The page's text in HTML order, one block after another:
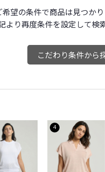
希望の条件で商品は見つかり
より再度条件を設定して検
こだわり条件から
4